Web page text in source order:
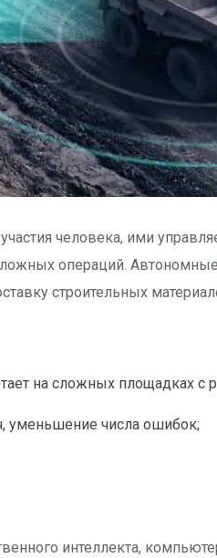
человека, ими
операций. Автономные
строительных
на сложных площадках с
уменьшение числа ошибок;
интеллекта,